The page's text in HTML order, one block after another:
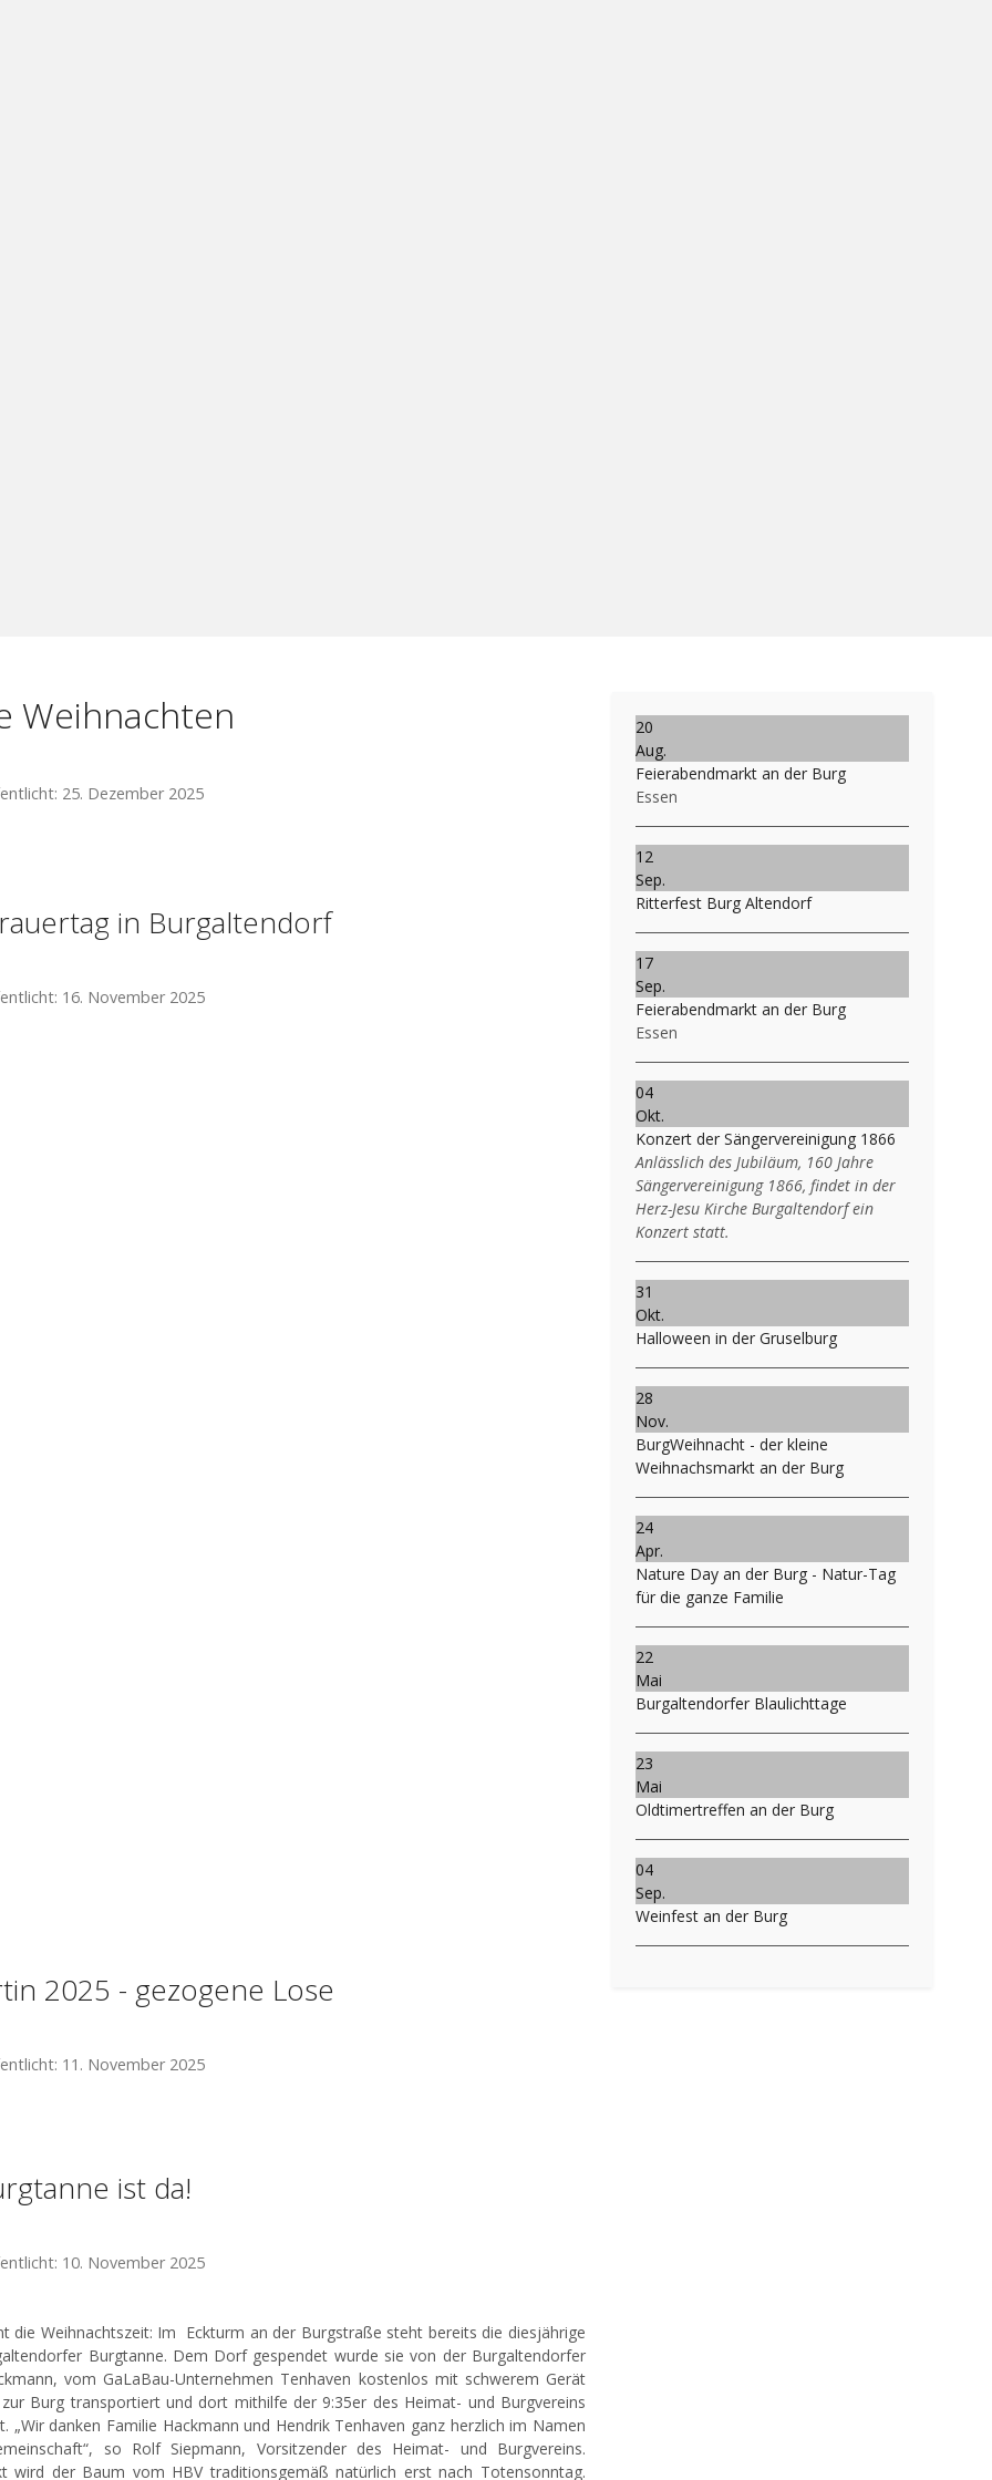
Weihnachten
25. Dezember 2025
in Burgaltendorf
16. November 2025
2025 - gezogene Lose
11. November 2025
ist da!
10. November 2025
die Weihnachtszeit: Im Eckturm an der Burgstraße steht bereits die diesjährige
Burgtanne. Dem Dorf gespendet wurde sie von der Burgaltendorfer
vom GaLaBau-Unternehmen Tenhaven kostenlos mit schwerem Gerät
Burg transportiert und dort mithilfe der 9:35er des Heimat- und Burgvereins
„Wir danken Familie Hackmann und Hendrik Tenhaven ganz herzlich im Namen
so Rolf Siepmann, Vorsitzender des Heimat- und Burgvereins.
wird der Baum vom HBV traditionsgemäß natürlich erst nach Totensonntag.
20
Aug.
Feierabendmarkt an der Burg
Essen
12
Sep.
Ritterfest Burg Altendorf
17
Sep.
Feierabendmarkt an der Burg
Essen
04
Okt.
Konzert der Sängervereinigung 1866
Anlässlich des Jubiläum, 160 Jahre
Sängervereinigung 1866, findet in der
Herz-Jesu Kirche Burgaltendorf ein
Konzert statt.
31
Okt.
Halloween in der Gruselburg
28
Nov.
BurgWeihnacht - der kleine
Weihnachsmarkt an der Burg
24
Apr.
Nature Day an der Burg - Natur-Tag
für die ganze Familie
22
Mai
Burgaltendorfer Blaulichttage
23
Mai
Oldtimertreffen an der Burg
04
Sep.
Weinfest an der Burg